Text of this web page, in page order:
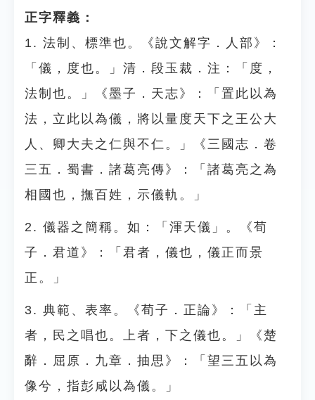
正字釋義：
1. 法制、標準也。《說文解字．人部》：
「儀，度也。」清．段玉裁．注：「度，
法制也。」《墨子．天志》：「置此以為
法，立此以為儀，將以量度天下之王公大
人、卿大夫之仁與不仁。」《三國志．卷
三五．蜀書．諸葛亮傳》：「諸葛亮之為
相國也，撫百姓，示儀軌。」
2. 儀器之簡稱。如：「渾天儀」。《荀
子．君道》：「君者，儀也，儀正而景
正。」
3. 典範、表率。《荀子．正論》：「主
者，民之唱也。上者，下之儀也。」《楚
辭．屈原．九章．抽思》：「望三五以為
像兮，指彭咸以為儀。」